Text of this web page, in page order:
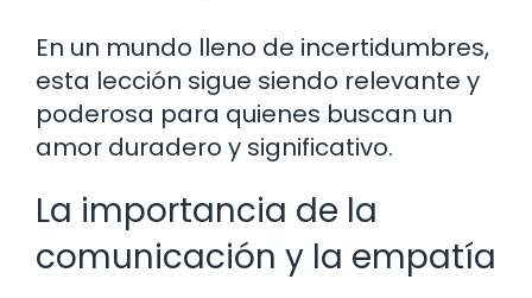
En un mundo lleno de incertidumbres,
esta lección sigue siendo relevante y
poderosa para quienes buscan un
amor duradero y significativo.
La importancia de la
comunicación y la empatía